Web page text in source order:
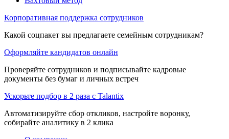
Корпоративная поддержка сотрудников
Какой соцпакет вы предлагаете семейным сотрудникам?
Оформляйте кандидатов онлайн
Проверяйте сотрудников и подписывайте кадровые
документы без бумаг и личных встреч
Ускорьте подбор в 2 раза с Talantix
Автоматизируйте сбор откликов, настройте воронку,
собирайте аналитику в 2 клика